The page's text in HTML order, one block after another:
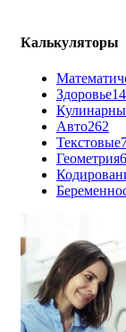
Калькуляторы
Здоровье
Авто262
Текстовые
Геометрия